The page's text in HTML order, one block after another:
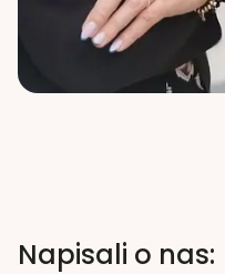
Napisali o nas: